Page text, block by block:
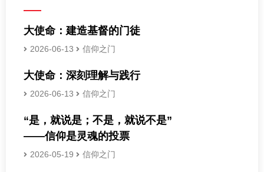
大使命：建造基督的门徒
2026-06-13 信仰之门
大使命：深刻理解与践行
2026-06-13 信仰之门
“是，就说是；不是，就说不是”
——信仰是灵魂的投票
2026-05-19 信仰之门